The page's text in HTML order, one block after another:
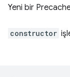
Yeni bir
constructor